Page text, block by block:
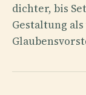
dichter, bis
Gestaltung